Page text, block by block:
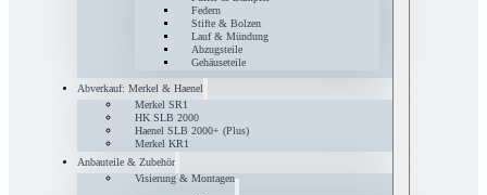
Federn
Stifte & Bolzen
Lauf & Mündung
Abzugsteile
Gehäuseteile
Abverkauf: Merkel & Haenel
Merkel SR1
HK SLB 2000
Haenel SLB 2000+ (Plus)
Merkel KR1
Anbauteile & Zubehör
Visierung & Montagen